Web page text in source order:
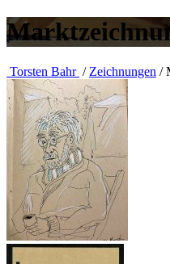
Torsten Bahr / Zeichnungen /